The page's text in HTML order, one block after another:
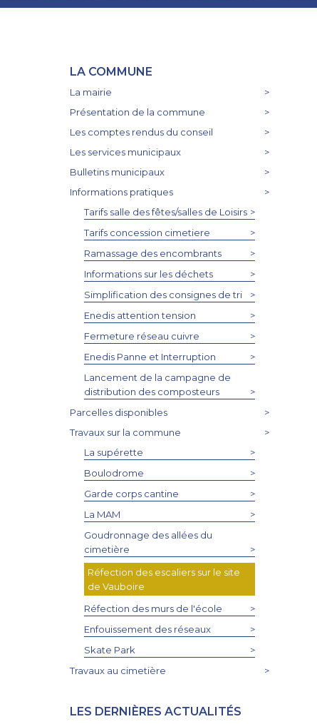
LA COMMUNE
La mairie
>
Présentation de la commune
>
Les comptes rendus du conseil
>
Les services municipaux
>
Bulletins municipaux
>
Informations pratiques
>
Tarifs salle des fêtes/salles de Loisirs >
Tarifs concession cimetiere
>
Ramassage des encombrants
>
Informations sur les déchets
>
Simplification des consignes de tri
>
Enedis attention tension
>
Fermeture réseau cuivre
>
Enedis Panne et Interruption
>
Lancement de la campagne de
distribution des composteurs
>
Parcelles disponibles
>
Travaux sur la commune
>
La supérette
>
Boulodrome
>
Garde corps cantine
>
La MAM
>
Goudronnage des allées du
cimetière
>
Réfection des escaliers sur le site
de Vauboire
Réfection des murs de l'école
>
Enfouissement des réseaux
>
Skate Park
>
Travaux au cimetière
>
LES DERNIÈRES ACTUALITÉS